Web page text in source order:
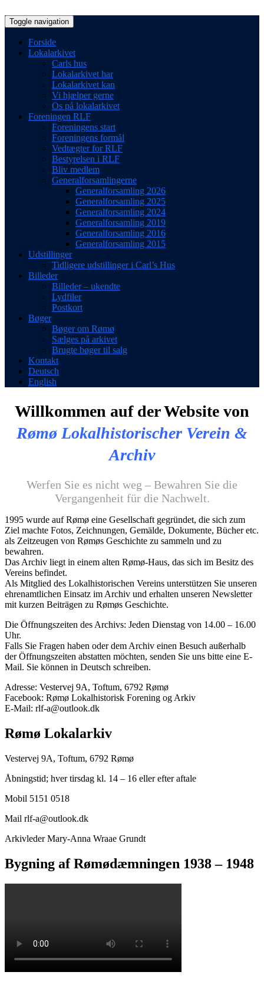
Toggle navigation
Forside
Lokalarkivet
Carls hus
Lokalarkivet har
Lokalarkivet kan
Vi hjælper gerne
Os på lokalarkivet
Foreningen RLF
Foreningens start
Foreningens formål
Vedtægter for RLF
Bestyrelsen i RLF
Bliv medlem
Generalforsamlingerne
Generalforsamling 2026
Generalforsamling 2025
Generalforsamling 2024
Generalforsamling 2019
Generalforsamling 2016
Generalforsamling 2015
Udstillinger
Tidligere udstillinger i Carl’s Hus
Billeder
Billeder – ukendte
Lydfiler
Postkort
Bøger
Bøger om Rømø
Sælges på arkivet
Brugte bøger til salg
Kontakt
Deutsch
English
Willkommen auf der Website von
Rømø Lokalhistorischer Verein &
Archiv
Werfen Sie es nicht weg – Bewahren Sie die
Vergangenheit für die Nachwelt.
1995 wurde auf Rømø eine Gesellschaft gegründet, die sich zum
Ziel machte Fotos, Zeichnungen, Gemälde, Dokumente, Bücher etc.
als Zeitzeugen von Rømøs Geschichte zu sammeln und zu
bewahren.
Das Archiv liegt in einem alten Rømø-Haus, das sich im Besitz des
Vereins befindet.
Als Mitglied des Lokalhistorischen Vereins unterstützen Sie unseren
ehrenamtlichen Einsatz im Archiv und erhalten unseren Newsletter
mit kurzen Beiträgen zu Rømøs Geschichte.
Die Öffnungszeiten des Archivs: Jeden Dienstag von 14.00 – 16.00
Uhr.
Falls Sie Fragen haben oder dem Archiv einen Besuch außerhalb
der Öffnungszeiten abstatten möchten, senden Sie uns bitte eine E-
Mail. Sie können in Deutsch schreiben.
Adresse: Vestervej 9A, Toftum, 6792 Rømø
Facebook: Rømø Lokalhistorisk Forening og Arkiv
E-Mail: rlf-a@outlook.dk
Rømø Lokalarkiv
Vestervej 9A, Toftum, 6792 Rømø
Åbningstid; hver tirsdag kl. 14 – 16 eller efter aftale
Mobil 5151 0518
Mail rlf-a@outlook.dk
Arkivleder Mary-Anna Wraae Grundt
Bygning af Rømødæmningen 1938 – 1948